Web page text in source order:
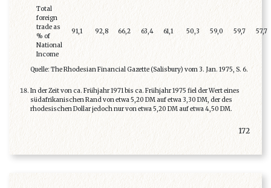
Total
foreign
trade as
% of
National
Income
91,1 92,8 66,2 63,4 61,1 50,3 59,0 59,7 57,7
Quelle: The Rhodesian Financial Gazette (Salisbury) vom 3. Jan. 1975, S. 6.
In der Zeit von ca. Frühjahr 1971 bis ca. Frühjahr 1975 fiel der Wert eines
südafrikanischen Rand von etwa 5,20 DM auf etwa 3,30 DM, der des
rhodesischen Dollar jedoch nur von etwa 5,20 DM auf etwa 4,50 DM.
172